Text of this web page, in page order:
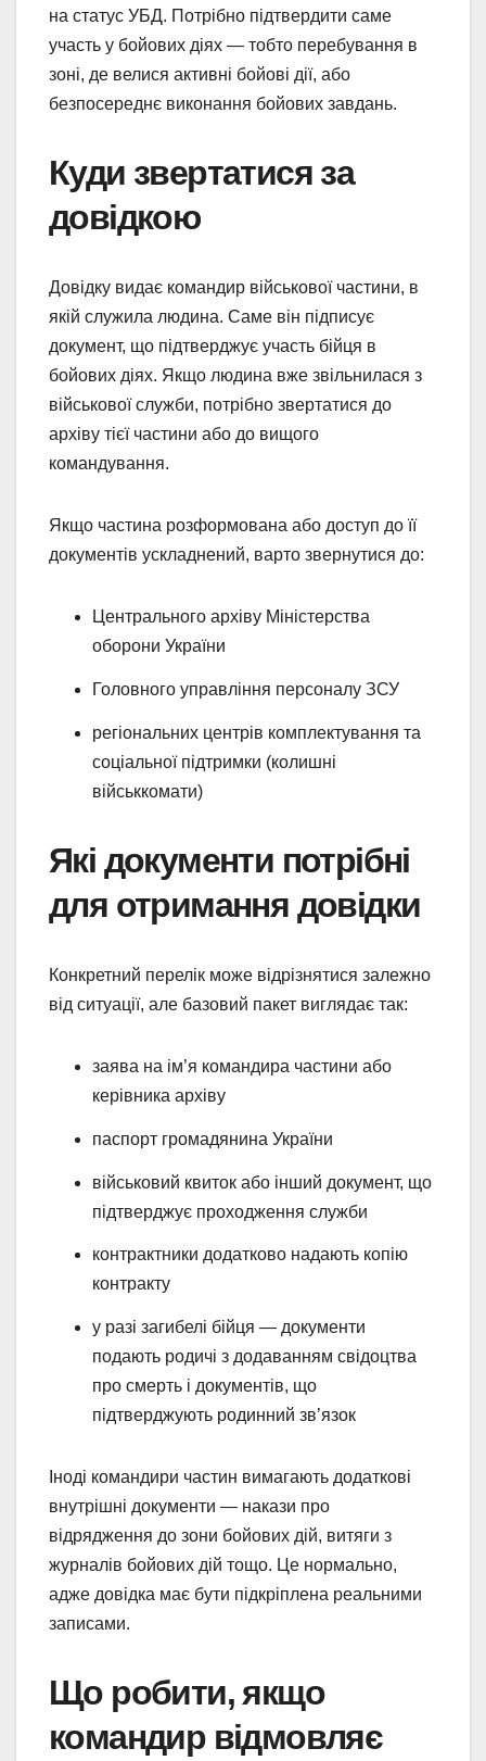
на статус УБД. Потрібно підтвердити саме
участь у бойових діях — тобто перебування в
зоні, де велися активні бойові дії, або
безпосереднє виконання бойових завдань.
Куди звертатися за
довідкою
Довідку видає командир військової частини, в
якій служила людина. Саме він підписує
документ, що підтверджує участь бійця в
бойових діях. Якщо людина вже звільнилася з
військової служби, потрібно звертатися до
архіву тієї частини або до вищого
командування.
Якщо частина розформована або доступ до її
документів ускладнений, варто звернутися до:
Центрального архіву Міністерства
оборони України
Головного управління персоналу ЗСУ
регіональних центрів комплектування та
соціальної підтримки (колишні
військкомати)
Які документи потрібні
для отримання довідки
Конкретний перелік може відрізнятися залежно
від ситуації, але базовий пакет виглядає так:
заява на ім’я командира частини або
керівника архіву
паспорт громадянина України
військовий квиток або інший документ, що
підтверджує проходження служби
контрактники додатково надають копію
контракту
у разі загибелі бійця — документи
подають родичі з додаванням свідоцтва
про смерть і документів, що
підтверджують родинний зв’язок
Іноді командири частин вимагають додаткові
внутрішні документи — накази про
відрядження до зони бойових дій, витяги з
журналів бойових дій тощо. Це нормально,
адже довідка має бути підкріплена реальними
записами.
Що робити, якщо
командир відмовляє